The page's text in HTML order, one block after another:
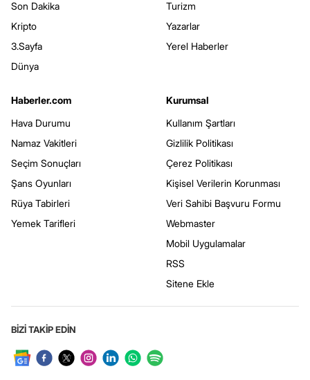
Son Dakika
Kripto
3.Sayfa
Dünya
Turizm
Yazarlar
Yerel Haberler
Haberler.com
Hava Durumu
Namaz Vakitleri
Seçim Sonuçları
Şans Oyunları
Rüya Tabirleri
Yemek Tarifleri
Kurumsal
Kullanım Şartları
Gizlilik Politikası
Çerez Politikası
Kişisel Verilerin Korunması
Veri Sahibi Başvuru Formu
Webmaster
Mobil Uygulamalar
RSS
Sitene Ekle
BİZİ TAKİP EDİN